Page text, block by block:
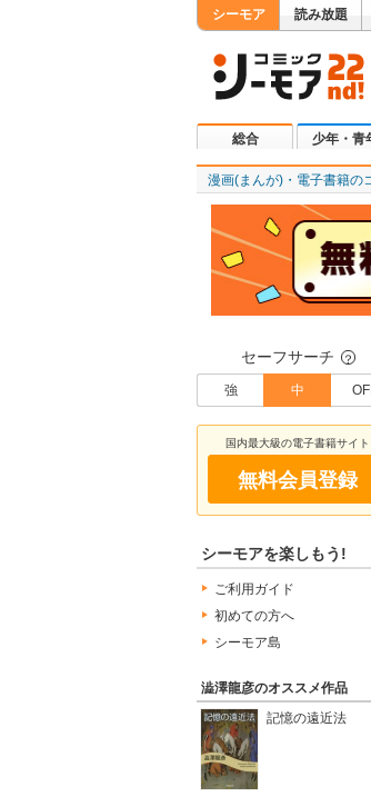
シーモア 読み放題
総合 少年・青
漫画(まんが)・電子書籍の
セーフサーチ ？
強 中
国内最大級の電子書籍サイト
無料会員登録
シーモアを楽しもう!
ご利用ガイド
初めての方へ
シーモア島
澁澤龍彦のオススメ作品
記憶の遠近法